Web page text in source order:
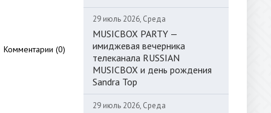
Комментарии (0)
29 июль 2026, Среда
MUSICBOX PARTY —
имиджевая вечерника
телеканала RUSSIAN
MUSICBOX и день рождения
Sandra Top
29 июль 2026, Среда